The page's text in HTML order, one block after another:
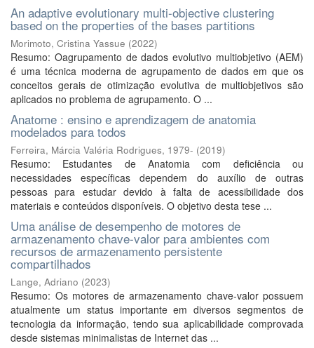
An adaptive evolutionary multi-objective clustering
based on the properties of the bases partitions
Morimoto, Cristina Yassue (2022)
Resumo: Oagrupamento de dados evolutivo multiobjetivo (AEM)
é uma técnica moderna de agrupamento de dados em que os
conceitos gerais de otimização evolutiva de multiobjetivos são
aplicados no problema de agrupamento. O ...
Anatome : ensino e aprendizagem de anatomia
modelados para todos
Ferreira, Márcia Valéria Rodrigues, 1979- (2019)
Resumo: Estudantes de Anatomia com deficiência ou
necessidades específicas dependem do auxílio de outras
pessoas para estudar devido à falta de acessibilidade dos
materiais e conteúdos disponíveis. O objetivo desta tese ...
Uma análise de desempenho de motores de
armazenamento chave-valor para ambientes com
recursos de armazenamento persistente
compartilhados
Lange, Adriano (2023)
Resumo: Os motores de armazenamento chave-valor possuem
atualmente um status importante em diversos segmentos de
tecnologia da informação, tendo sua aplicabilidade comprovada
desde sistemas minimalistas de Internet das ...